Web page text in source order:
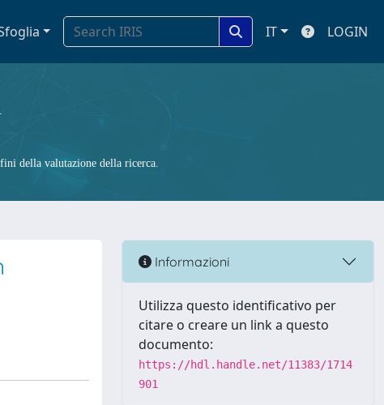
IT LOGIN
della valutazione della ricerca.
Informazioni
Utilizza questo identificativo per
citare o creare un link a questo
documento:
https://hdl.handle.net/11383/1714
901